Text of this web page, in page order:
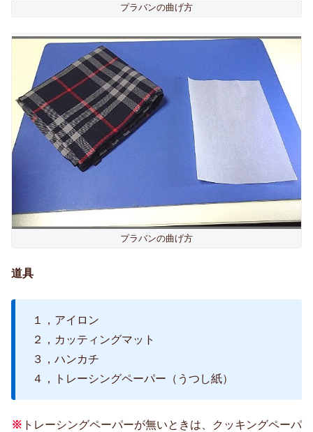
プラバンの曲げ方
プラバンの曲げ方
道具
１，アイロン
２，カッティングマット
３，ハンカチ
４，トレーシングペーパー（うつし紙）
※ トレーシングペーパーが無いときは、クッキングペーパ